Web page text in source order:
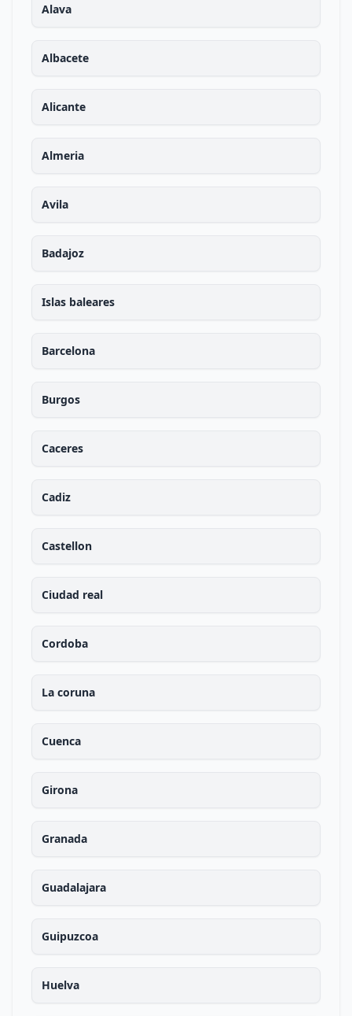
Alava
Albacete
Alicante
Almeria
Avila
Badajoz
Islas baleares
Barcelona
Burgos
Caceres
Cadiz
Castellon
Ciudad real
Cordoba
La coruna
Cuenca
Girona
Granada
Guadalajara
Guipuzcoa
Huelva